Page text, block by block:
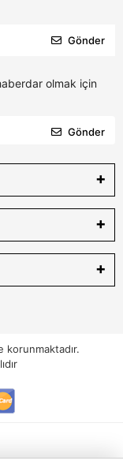
Gönder
olmak için
Gönder
korunmaktadır.